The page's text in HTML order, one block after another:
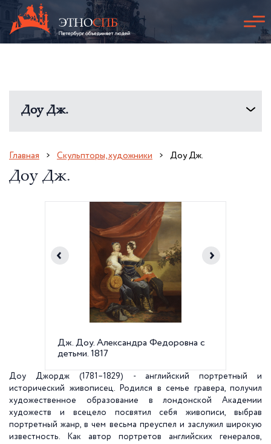
Доу Дж.
Главная Скульпторы, художники Доу Дж.
Доу Дж.
Дж. Доу. Александра Федоровна с
детьми. 1817
Доу Джордж (1781–1829) - английский портретный и
исторический живописец. Родился в семье гравера, получил
художественное образование в лондонской Академии
художеств и всецело посвятил себя живописи, выбрав
портретный жанр, в чем весьма преуспел и заслужил широкую
известность. Как автор портретов английских генералов,